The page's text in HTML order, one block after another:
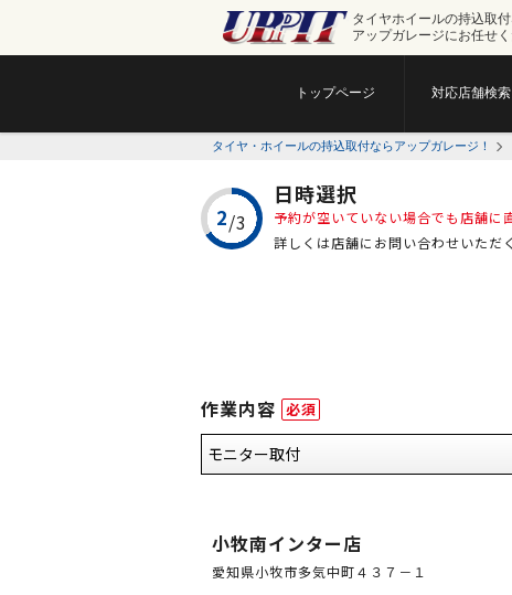
タイヤホイールの持込取付
アップガレージにお任せく
トップページ 対応店舗検索
タイヤ・ホイールの持込取付ならアップガレージ！
日時選択
予約が空いていない場合でも店舗に
詳しくは店舗にお問い合わせいただ
作業内容 必須
小牧南インター店
愛知県小牧市多気中町４３７－１